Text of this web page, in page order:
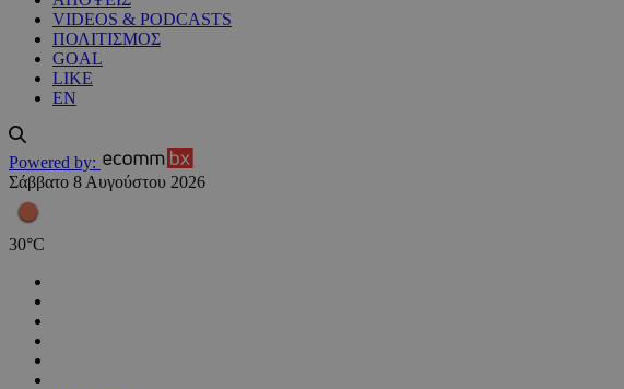
VIDEOS & PODCASTS
ΠΟΛΙΤΙΣΜΟΣ
GOAL
LIKE
EN
Powered by:
Σάββατο 8 Αυγούστου 2026
30°C